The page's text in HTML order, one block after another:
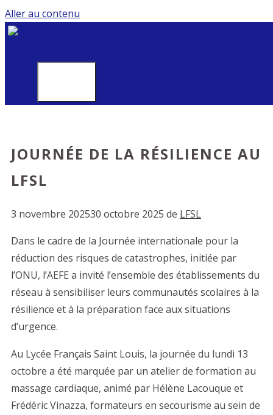
Aller au contenu
JOURNÉE DE LA RÉSILIENCE AU
LFSL
3 novembre 202530 octobre 2025 de LFSL
Dans le cadre de la Journée internationale pour la
réduction des risques de catastrophes, initiée par
l’ONU, l’AEFE a invité l’ensemble des établissements du
réseau à sensibiliser leurs communautés scolaires à la
résilience et à la préparation face aux situations
d’urgence.
Au Lycée Français Saint Louis, la journée du lundi 13
octobre a été marquée par un atelier de formation au
massage cardiaque, animé par Hélène Lacouque et
Frédéric Vinazza, formateurs en secourisme au sein de